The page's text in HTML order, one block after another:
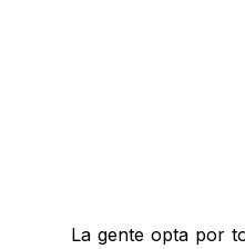
La gente opta por